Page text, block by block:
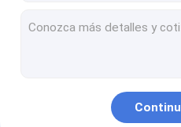
Cachorro de nieve de